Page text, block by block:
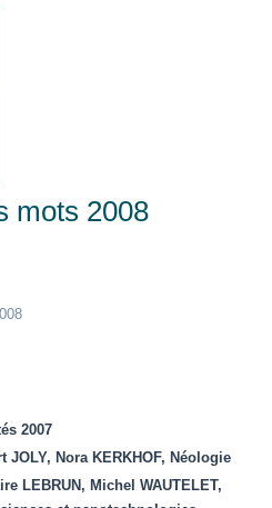
mots 2008
2007
JOLY, Nora KERKHOF, Néologie
LEBRUN, Michel WAUTELET,